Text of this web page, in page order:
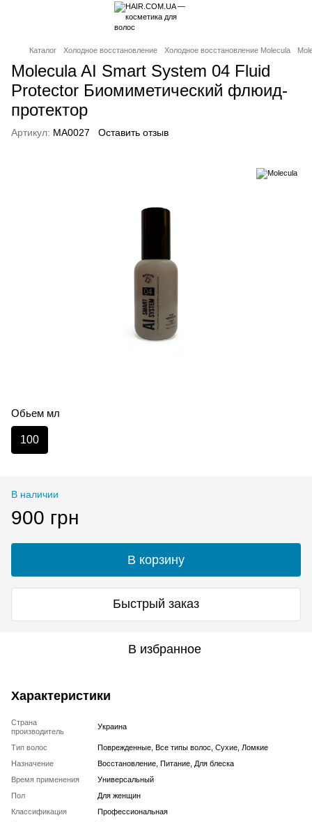
Каталог Холодное восстановление Холодное восстановление Molecula
Molecula AI Smart System 04 Fluid
Protector Биомиметический флюид-
протектор
Артикул: MA0027 Оставить отзыв
Обьем мл
100
В наличии
900 грн
В корзину
Быстрый заказ
В избранное
Характеристики
Страна
производитель
Украина
Тип волос
Поврежденные, Все типы волос, Сухие, Ломкие
Назначение
Восстановление, Питание, Для блеска
Время применения
Универсальный
Пол
Для женщин
Классификация
Профессиональная